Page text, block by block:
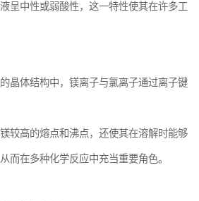
呈中性或弱酸性，这一特性使其在许多工
晶体结构中，镁离子与氯离子通过离子键
较高的熔点和沸点，还使其在溶解时能够
而在多种化学反应中充当重要角色。